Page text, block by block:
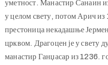
уметност. Манастир Санаин
у целом свету, потом Арич из
престоница некадашње
црквом. Драгоцен је у свету
манастир Ганџасар из 1236.